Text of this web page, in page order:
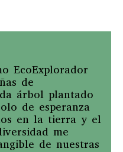
EcoExplorador
de
árbol plantado
de esperanza
en la tierra y el
me
de nuestras